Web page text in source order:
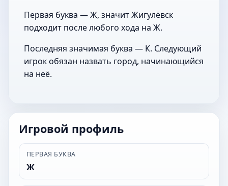
Первая буква — Ж, значит Жигулёвск
подходит после любого хода на Ж.
Последняя значимая буква — К. Следующий
игрок обязан назвать город, начинающийся
на неё.
Игровой профиль
ПЕРВАЯ БУКВА
Ж